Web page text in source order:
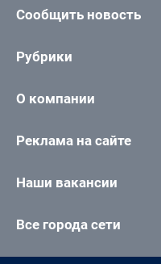
Сообщить новость
Рубрики
О компании
Реклама на сайте
Наши вакансии
Все города сети